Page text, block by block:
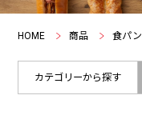
HOME 商品 食パン
カテゴリーから探す